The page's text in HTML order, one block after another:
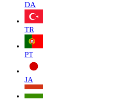
DA
TR
PT
JA